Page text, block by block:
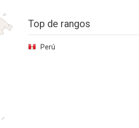
Top de rangos
Perú